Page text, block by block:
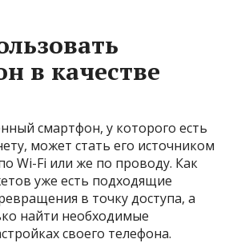
в качестве
смартфон, у которого есть
может стать его источником
Wi-Fi или же по проводу. Как
уже есть подходящие
в точку доступа, а
найти необходимые
своего телефона.